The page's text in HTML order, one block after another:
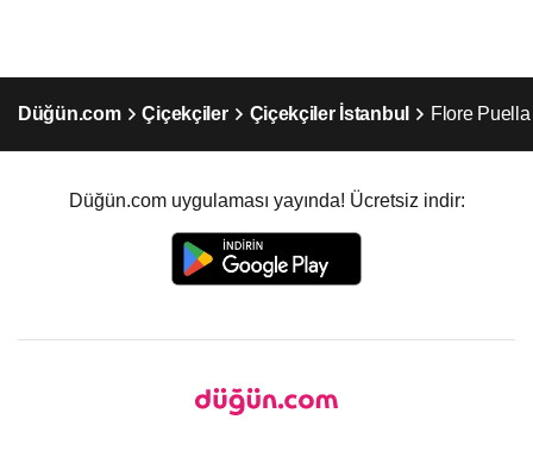
Düğün.com Çiçekçiler Çiçekçiler İstanbul Flore Puella
Düğün.com uygulaması yayında! Ücretsiz indir: